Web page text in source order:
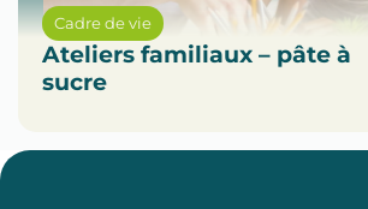
Cadre de vie
Ateliers familiaux – pâte à
sucre